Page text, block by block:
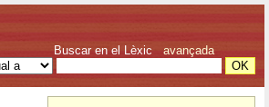
Buscar en el Lèxic avançada